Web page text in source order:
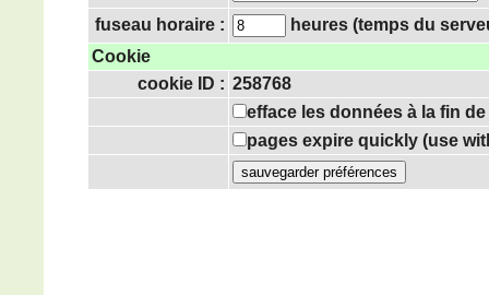
fuseau horaire :
heures (temps du
Cookie
cookie ID : 258768
efface les données à la fin
pages expire quickly (use